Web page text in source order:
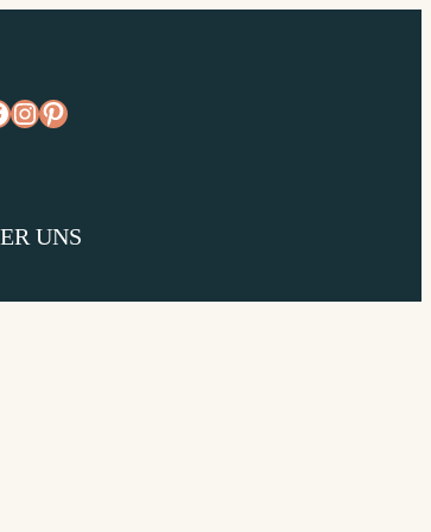
www.facebook.com/
https://www.instagram.com/
https://www.pinterest.de/diejungs/
UNS